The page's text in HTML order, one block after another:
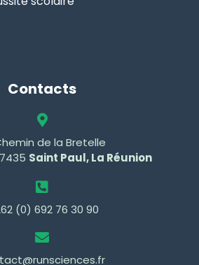
Contacts
de la Bretelle
Saint Paul, La Réunion
(0) 692 76 30 90